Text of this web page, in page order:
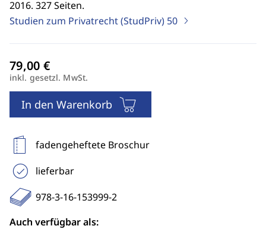
2016. 327 Seiten.
Studien zum Privatrecht (StudPriv) 50
inkl. gesetzl. MwSt.
In den Warenkorb
fadengeheftete Broschur
lieferbar
978-3-16-153999-2
Auch verfügbar als: